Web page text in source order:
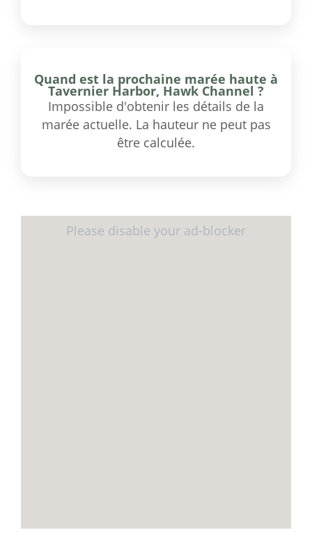
Quand est la prochaine marée haute à
Tavernier Harbor, Hawk Channel ?
Impossible d'obtenir les détails de la
marée actuelle. La hauteur ne peut pas
être calculée.